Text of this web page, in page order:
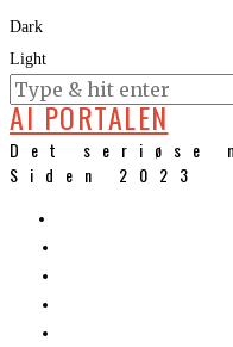
Dark
Light
KURSER
AI PORTALEN
Det seriøse
Siden 2023